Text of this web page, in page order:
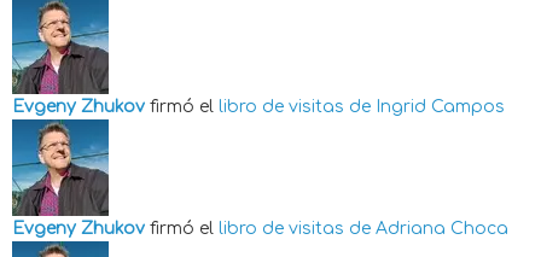
Evgeny Zhukov firmó el libro de visitas de Ingrid Campos
Evgeny Zhukov firmó el libro de visitas de Adriana Choca